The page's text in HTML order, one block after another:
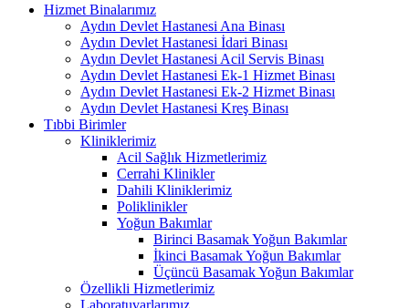
Hizmet Binalarımız
Aydın Devlet Hastanesi Ana Binası
Aydın Devlet Hastanesi İdari Binası
Aydın Devlet Hastanesi Acil Servis Binası
Aydın Devlet Hastanesi Ek-1 Hizmet Binası
Aydın Devlet Hastanesi Ek-2 Hizmet Binası
Aydın Devlet Hastanesi Kreş Binası
Tıbbi Birimler
Kliniklerimiz
Acil Sağlık Hizmetlerimiz
Cerrahi Klinikler
Dahili Kliniklerimiz
Poliklinikler
Yoğun Bakımlar
Birinci Basamak Yoğun Bakımlar
İkinci Basamak Yoğun Bakımlar
Üçüncü Basamak Yoğun Bakımlar
Özellikli Hizmetlerimiz
Laboratuvarlarımız